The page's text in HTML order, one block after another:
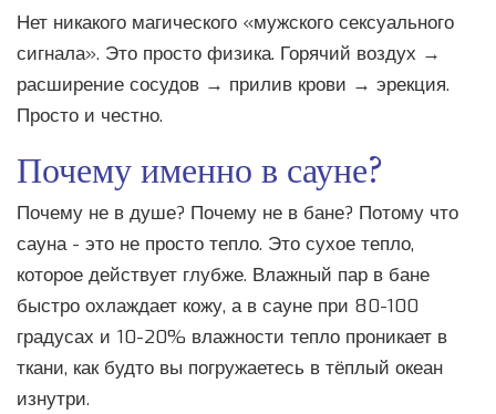
Нет никакого магического «мужского сексуального
сигнала». Это просто физика. Горячий воздух →
расширение сосудов → прилив крови → эрекция.
Просто и честно.
Почему именно в сауне?
Почему не в душе? Почему не в бане? Потому что
сауна - это не просто тепло. Это сухое тепло,
которое действует глубже. Влажный пар в бане
быстро охлаждает кожу, а в сауне при 80-100
градусах и 10-20% влажности тепло проникает в
ткани, как будто вы погружаетесь в тёплый океан
изнутри.